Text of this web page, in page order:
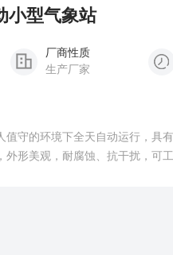
小型气象站
厂商性质
生产厂家
值守的环境下全天自动运行，具
形美观，耐腐蚀、抗干扰，可